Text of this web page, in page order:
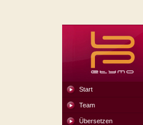
Start
Team
Übersetzen